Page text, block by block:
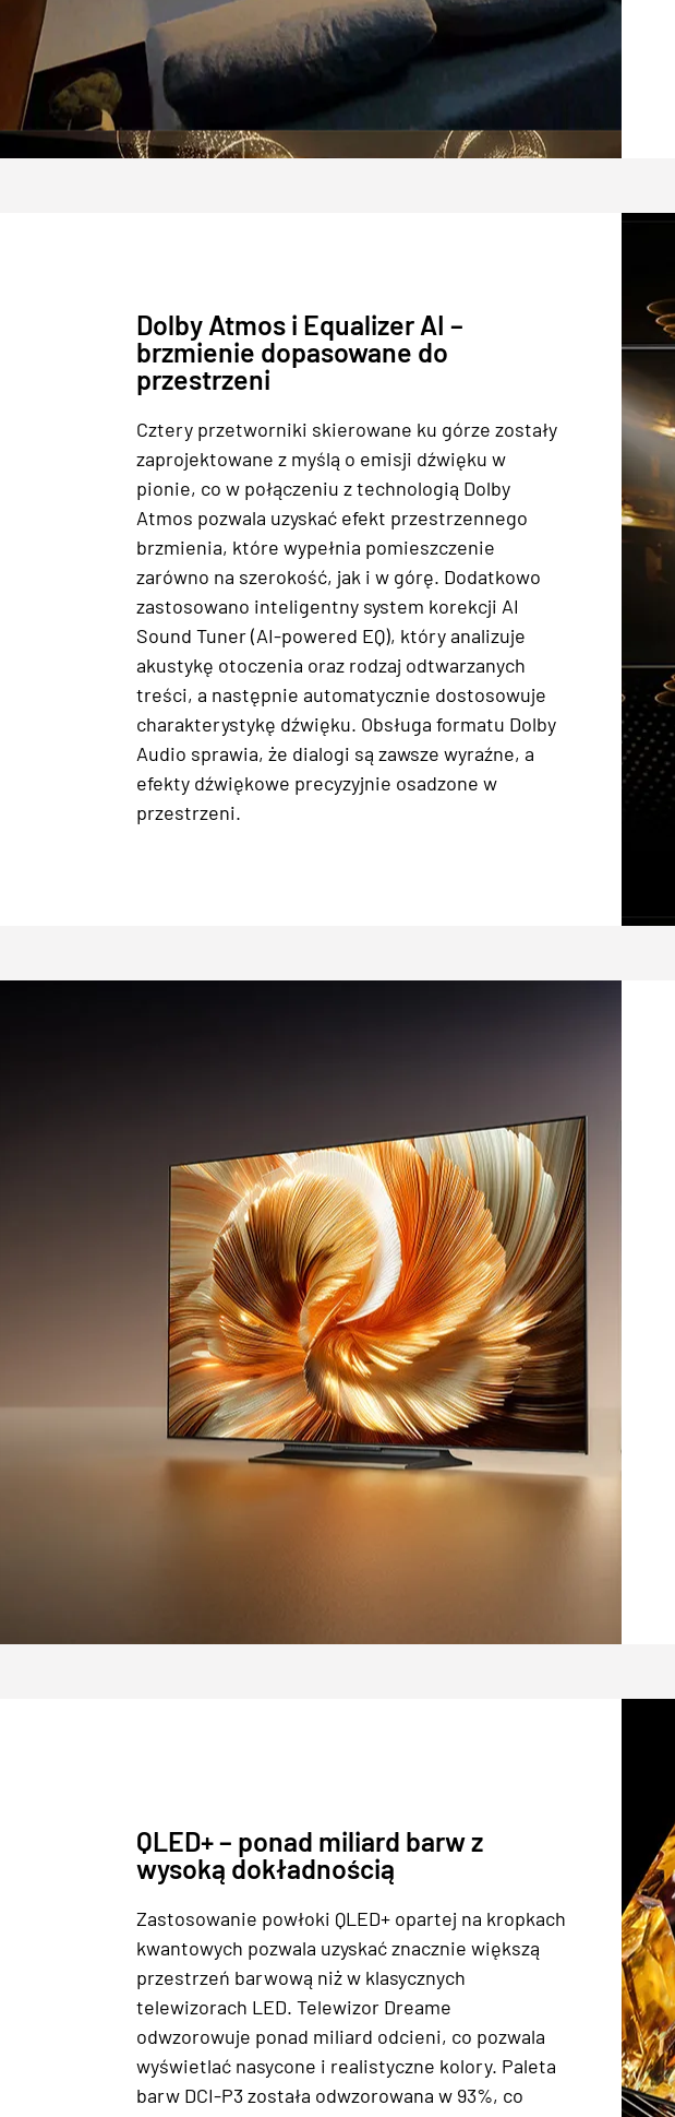
Dolby Atmos i Equalizer AI –
brzmienie dopasowane do
przestrzeni
Cztery przetworniki skierowane ku górze zostały
zaprojektowane z myślą o emisji dźwięku w
pionie, co w połączeniu z technologią Dolby
Atmos pozwala uzyskać efekt przestrzennego
brzmienia, które wypełnia pomieszczenie
zarówno na szerokość, jak i w górę. Dodatkowo
zastosowano inteligentny system korekcji AI
Sound Tuner (AI-powered EQ), który analizuje
akustykę otoczenia oraz rodzaj odtwarzanych
treści, a następnie automatycznie dostosowuje
charakterystykę dźwięku. Obsługa formatu Dolby
Audio sprawia, że dialogi są zawsze wyraźne, a
efekty dźwiękowe precyzyjnie osadzone w
przestrzeni.
QLED+ – ponad miliard barw z
wysoką dokładnością
Zastosowanie powłoki QLED+ opartej na kropkach
kwantowych pozwala uzyskać znacznie większą
przestrzeń barwową niż w klasycznych
telewizorach LED. Telewizor Dreame
odwzorowuje ponad miliard odcieni, co pozwala
wyświetlać nasycone i realistyczne kolory. Paleta
barw DCI-P3 została odwzorowana w 93%, co